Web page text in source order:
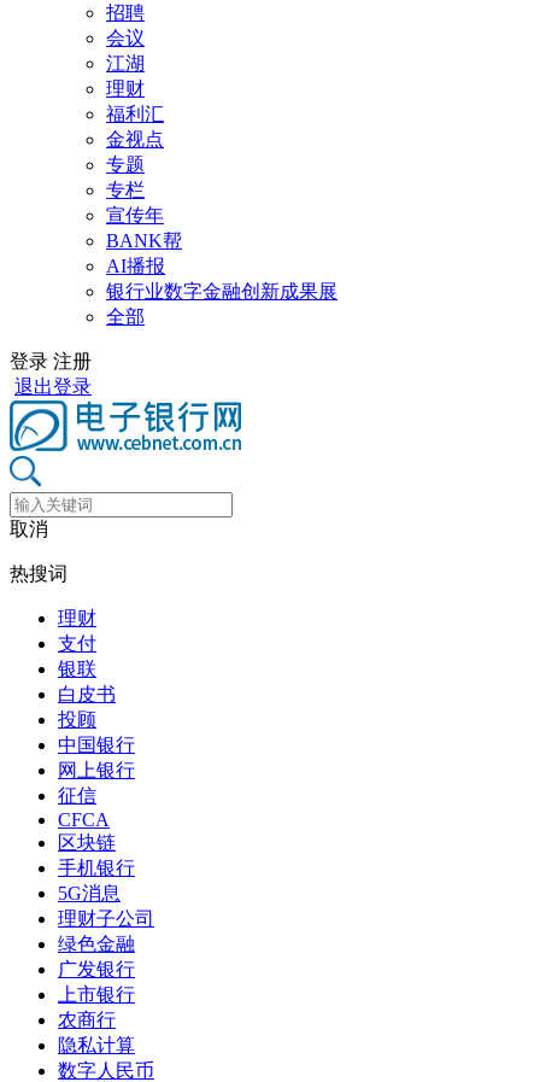
招聘
会议
江湖
理财
福利汇
金视点
专题
专栏
宣传年
BANK帮
AI播报
银行业数字金融创新成果展
全部
登录 注册
退出登录
取消
热搜词
理财
支付
银联
白皮书
投顾
中国银行
网上银行
征信
CFCA
区块链
手机银行
5G消息
理财子公司
绿色金融
广发银行
上市银行
农商行
隐私计算
数字人民币